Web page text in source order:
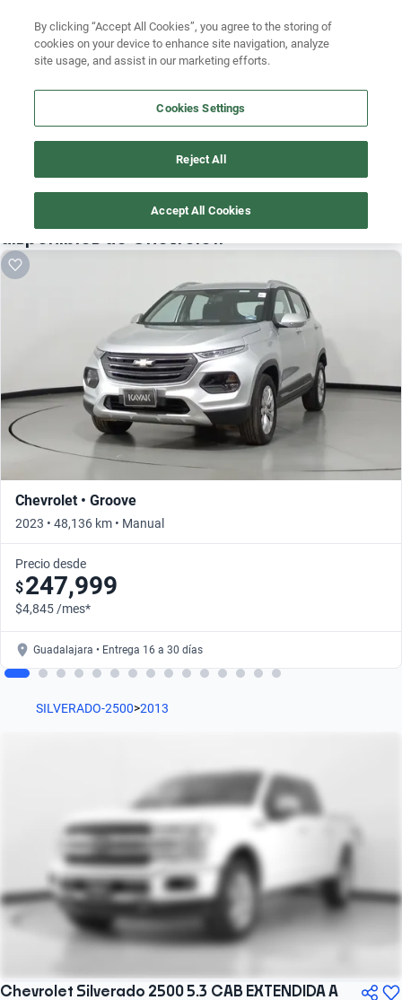
Ubicación
Busca por modelo
Busca por versión
Busca por versión
¡Vaya! Alguien más se llevó este auto pero, aquí hay más que
¡Descubre otros modelos que tenemos
disponibles de Chevrolet!
Chevrolet • Groove
2023 • 48,136 km • Manual
Precio desde
$247,999
$4,845 /mes*
Guadalajara • Entrega 16 a 30 días
SILVERADO-2500>2013
Chevrolet Silverado 2500 5.3 CAB EXTENDIDA A
By clicking “Accept All Cookies”, you agree to the storing of
cookies on your device to enhance site navigation, analyze
site usage, and assist in our marketing efforts.
Cookies Settings
Reject All
Accept All Cookies